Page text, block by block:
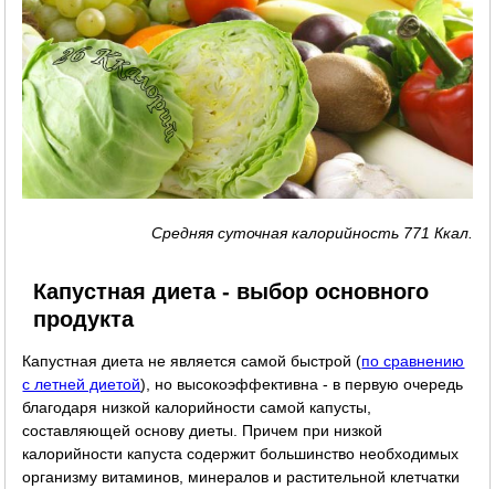
Средняя суточная калорийность 771 Ккал.
Капустная диета - выбор основного
продукта
Капустная диета не является самой быстрой (по сравнению
с летней диетой), но высокоэффективна - в первую очередь
благодаря низкой калорийности самой капусты,
составляющей основу диеты. Причем при низкой
калорийности капуста содержит большинство необходимых
организму витаминов, минералов и растительной клетчатки